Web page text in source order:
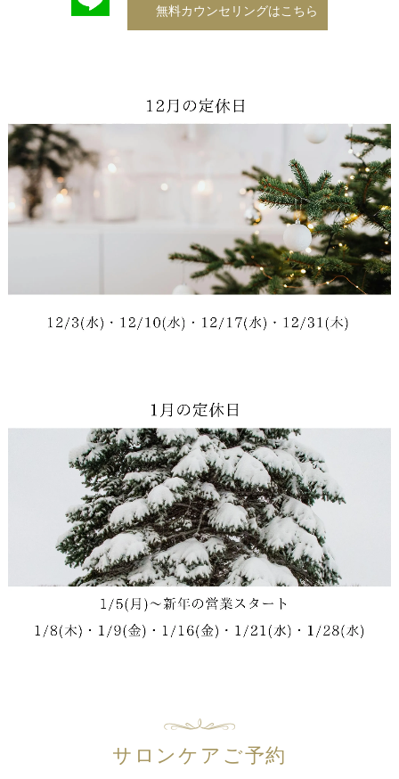
無料カウンセリングはこちら
サロンケアご予約